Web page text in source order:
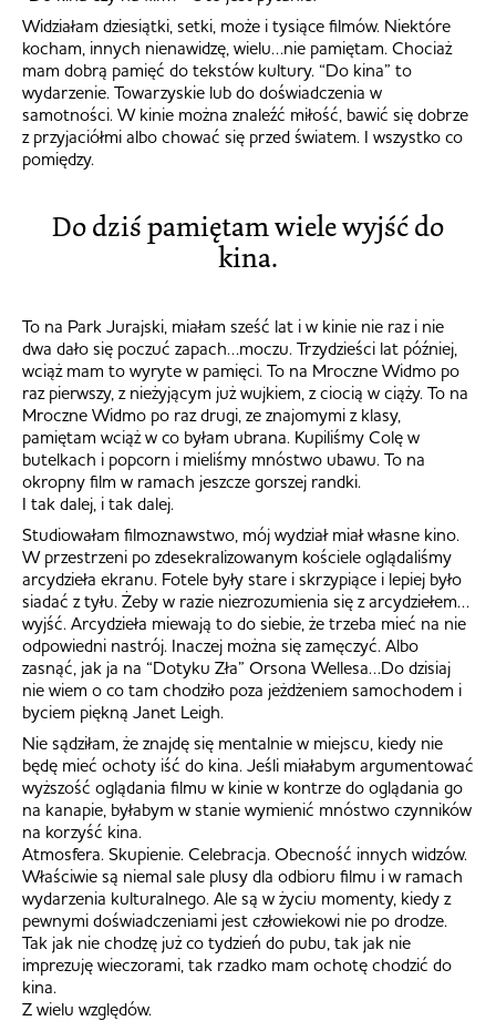
Widziałam dziesiątki, setki, może i tysiące filmów. Niektóre
kocham, innych nienawidzę, wielu…nie pamiętam. Chociaż
mam dobrą pamięć do tekstów kultury. “Do kina” to
wydarzenie. Towarzyskie lub do doświadczenia w
samotności. W kinie można znaleźć miłość, bawić się dobrze
z przyjaciółmi albo chować się przed światem. I wszystko co
pomiędzy.
Do dziś pamiętam wiele wyjść do
kina.
To na Park Jurajski, miałam sześć lat i w kinie nie raz i nie
dwa dało się poczuć zapach…moczu. Trzydzieści lat później,
wciąż mam to wyryte w pamięci. To na Mroczne Widmo po
raz pierwszy, z nieżyjącym już wujkiem, z ciocią w ciąży. To na
Mroczne Widmo po raz drugi, ze znajomymi z klasy,
pamiętam wciąż w co byłam ubrana. Kupiliśmy Colę w
butelkach i popcorn i mieliśmy mnóstwo ubawu. To na
okropny film w ramach jeszcze gorszej randki.
I tak dalej, i tak dalej.
Studiowałam filmoznawstwo, mój wydział miał własne kino.
W przestrzeni po zdesekralizowanym kościele oglądaliśmy
arcydzieła ekranu. Fotele były stare i skrzypiące i lepiej było
siadać z tyłu. Żeby w razie niezrozumienia się z arcydziełem…
wyjść. Arcydzieła miewają to do siebie, że trzeba mieć na nie
odpowiedni nastrój. Inaczej można się zamęczyć. Albo
zasnąć, jak ja na “Dotyku Zła” Orsona Wellesa…Do dzisiaj
nie wiem o co tam chodziło poza jeżdżeniem samochodem i
byciem piękną Janet Leigh.
Nie sądziłam, że znajdę się mentalnie w miejscu, kiedy nie
będę mieć ochoty iść do kina. Jeśli miałabym argumentować
wyższość oglądania filmu w kinie w kontrze do oglądania go
na kanapie, byłabym w stanie wymienić mnóstwo czynników
na korzyść kina.
Atmosfera. Skupienie. Celebracja. Obecność innych widzów.
Właściwie są niemal sale plusy dla odbioru filmu i w ramach
wydarzenia kulturalnego. Ale są w życiu momenty, kiedy z
pewnymi doświadczeniami jest człowiekowi nie po drodze.
Tak jak nie chodzę już co tydzień do pubu, tak jak nie
imprezuję wieczorami, tak rzadko mam ochotę chodzić do
kina.
Z wielu względów.